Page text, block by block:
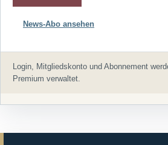
News-Abo ansehen
Login, Mitgliedskonto und Abonnement
Premium verwaltet.